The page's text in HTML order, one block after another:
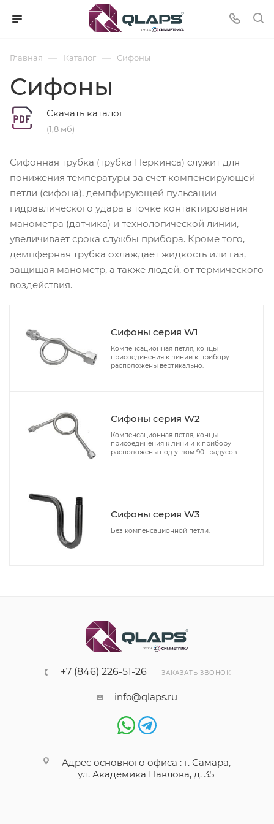
Главная — Каталог — Сифоны
Сифоны
Скачать каталог
(1,8 мб)
Сифонная трубка (трубка Перкинса) служит для
понижения температуры за счет компенсирующей
петли (сифона), демпфирующей пульсации
гидравлического удара в точке контактирования
манометра (датчика) и технологической линии,
увеличивает срока службы прибора. Кроме того,
демпферная трубка охлаждает жидкость или газ,
защищая манометр, а также людей, от термического
воздействия.
Сифоны cерия W1
Компенсационная петля, концы
присоединения к линии к прибору
расположены вертикально.
Сифоны cерия W2
Компенсационная петля, концы
присоединения к лини и к прибору
расположены под углом 90 градусов.
Сифоны cерия W3
Без компенсационной петли.
+7 (846) 226-51-26 ЗАКАЗАТЬ ЗВОНОК
info@qlaps.ru
Адрес основного офиса : г. Самара,
ул. Академика Павлова, д. 35